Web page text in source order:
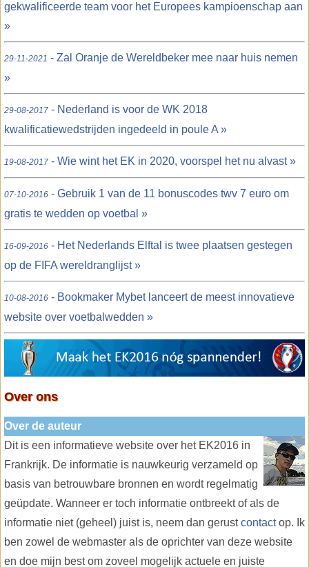
gekwalificeerde team voor het Europees kampioenschap aan
»
29-11-2021 - Zal Oranje de Wereldbeker mee naar huis nemen
»
29-08-2017 - Nederland is voor de WK 2018
kwalificatiewedstrijden ingedeeld in poule A »
19-08-2017 - Wie wint het EK in 2020, voorspel het nu alvast »
07-10-2016 - Gebruik 1 van de 11 bonuscodes twv 7 euro om
gratis te wedden op voetbal »
16-09-2016 - Het Nederlands Elftal is twee plaatsen gestegen
op de FIFA wereldranglijst »
10-08-2016 - Bookmaker Mybet lanceert de meest innovatieve
website over voetbalwedden »
Over ons
Over de auteur
Dit is een informatieve website over het EK2016 in
Frankrijk. De informatie is nauwkeurig verzameld op
basis van betrouwbare bronnen en wordt regelmatig
geüpdate. Wanneer er toch informatie ontbreekt of als de
informatie niet (geheel) juist is, neem dan gerustcontactop. Ik
ben zowel de webmaster als de oprichter van deze website
en doe mijn best om zoveel mogelijk actuele en juiste